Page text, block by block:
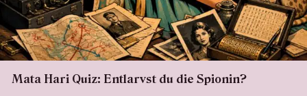
Mata Hari Quiz: Entlarvst du die Spionin?